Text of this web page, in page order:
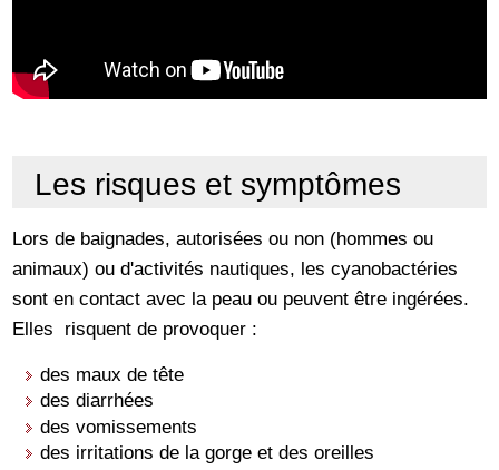
Les risques et symptômes
Lors de baignades, autorisées ou non (hommes ou
animaux) ou d'activités nautiques, les cyanobactéries
sont en contact avec la peau ou peuvent être ingérées.
Elles risquent de provoquer :
des maux de tête
des diarrhées
des vomissements
des irritations de la gorge et des oreilles